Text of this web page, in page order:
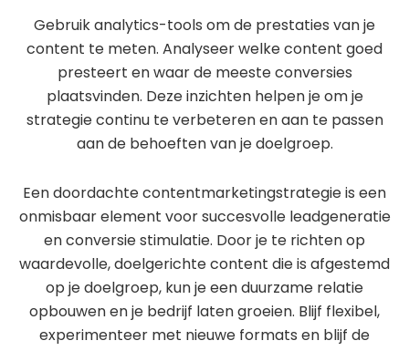
Gebruik analytics-tools om de prestaties van je
content te meten. Analyseer welke content goed
presteert en waar de meeste conversies
plaatsvinden. Deze inzichten helpen je om je
strategie continu te verbeteren en aan te passen
aan de behoeften van je doelgroep.
Een doordachte contentmarketingstrategie is een
onmisbaar element voor succesvolle leadgeneratie
en conversie stimulatie. Door je te richten op
waardevolle, doelgerichte content die is afgestemd
op je doelgroep, kun je een duurzame relatie
opbouwen en je bedrijf laten groeien. Blijf flexibel,
experimenteer met nieuwe formats en blijf de